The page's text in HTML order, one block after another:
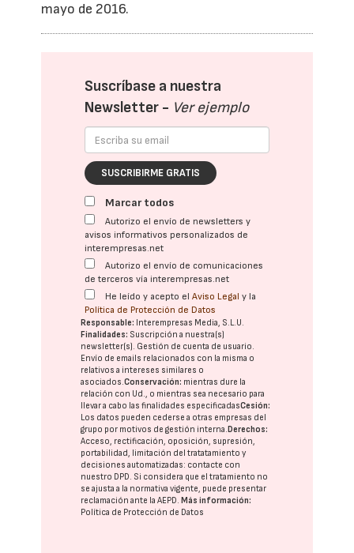
mayo de 2016.
Suscríbase a nuestra
Newsletter - Ver ejemplo
SUSCRIBIRME GRATIS
Marcar todos
Autorizo el envío de newsletters y
avisos informativos personalizados de
interempresas.net
Autorizo el envío de comunicaciones
de terceros vía interempresas.net
He leído y acepto elAviso Legal y la
Política de Protección de Datos
Responsable: Interempresas Media, S.L.U.
Finalidades: Suscripción a nuestra(s)
newsletter(s). Gestión de cuenta de usuario.
Envío de emails relacionados con la misma o
relativos a intereses similares o
asociados.Conservación: mientras dure la
relación con Ud., o mientras sea necesario para
llevar a cabo las finalidades especificadasCesión:
Los datos pueden cederse a otras empresas del
grupo por motivos de gestión interna. Derechos:
Acceso, rectificación, oposición, supresión,
portabilidad, limitación del tratatamiento y
decisiones automatizadas: contacte con
nuestro DPD. Si considera que el tratamiento no
se ajusta a la normativa vigente, puede presentar
reclamación ante laAEPD. Más información:
Política de Protección de Datos